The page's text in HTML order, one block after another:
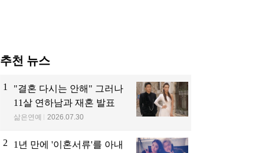
추천 뉴스
1
"결혼 다시는 안해" 그러나
11살 연하남과 재혼 발표
삶은연예 2026.07.30
2
1년 만에 '이혼서류'를 아내